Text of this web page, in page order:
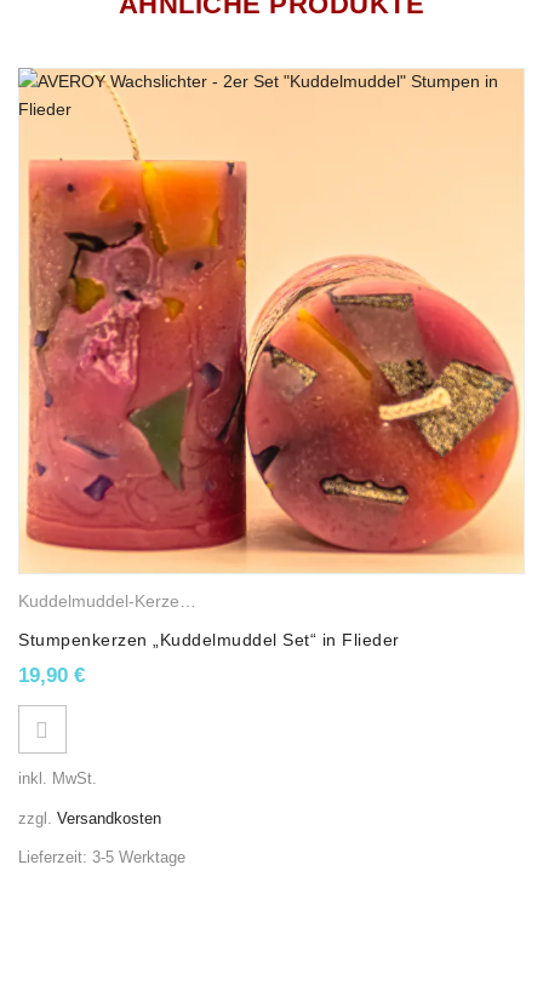
Rohstoffen gegossen.
Alle unserer Wachslichter haben einen Baumwolldocht
„Made in Germany“.
Der verwendete Farbstoff zum Einfärben unserer Kerzen
stammen ebenfalls aus Deutschland und entsprechen den
höchsten Sicherheitsstandart.
Unsere Kerzen werden alle in Handarbeit in Dithmarschen
gefertigt.
Da es sich bei unseren Kerzen um Naturprodukte handelt,
können Formen, Farben und Größen leicht variieren.
Stumpenkerzen „Kuddelmuddel Set“ in Flieder
19,90 €
inkl. MwSt.
zzgl. Versandkosten
Lieferzeit: 3-5 Werktage